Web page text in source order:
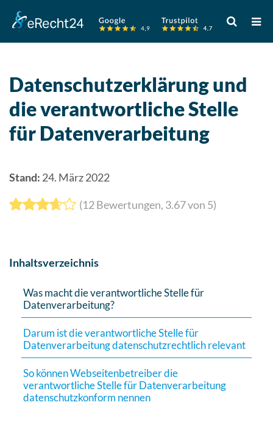
Verwende
die
Pfeile
und
unten,
um
gelangen.
von
Touch-
Datenschutzerklärung und
die verantwortliche Stelle
für Datenverarbeitung
Stand: 24. März 2022
(12Bewertungen, 3.67von 5)
Inhaltsverzeichnis
Was macht die verantwortliche Stelle für
Datenverarbeitung?
Darum ist die verantwortliche Stelle für
Datenverarbeitung datenschutzrechtlich relevant
So können Webseitenbetreiber die
verantwortliche Stelle für Datenverarbeitung
datenschutzkonform nennen